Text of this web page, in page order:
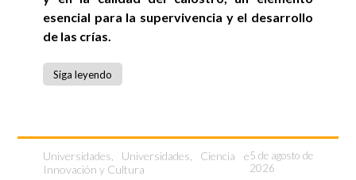
esencial para la supervivencia y el desarrollo
de las crías.
Siga leyendo
Universidades
Universidades, Ciencia e
Innovación y Cultura
5 de agosto de
2026